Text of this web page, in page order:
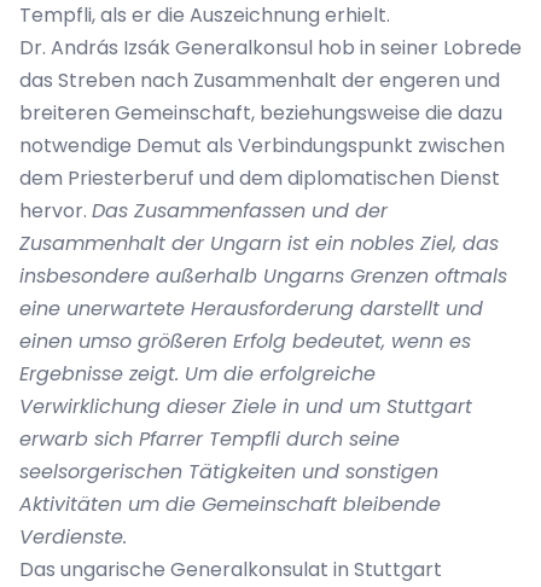
Tempfli, als er die Auszeichnung erhielt.
Dr. András Izsák Generalkonsul hob in seiner Lobrede
das Streben nach Zusammenhalt der engeren und
breiteren Gemeinschaft, beziehungsweise die dazu
notwendige Demut als Verbindungspunkt zwischen
dem Priesterberuf und dem diplomatischen Dienst
hervor. Das Zusammenfassen und der
Zusammenhalt der Ungarn ist ein nobles Ziel, das
insbesondere außerhalb Ungarns Grenzen oftmals
eine unerwartete Herausforderung darstellt und
einen umso größeren Erfolg bedeutet, wenn es
Ergebnisse zeigt. Um die erfolgreiche
Verwirklichung dieser Ziele in und um Stuttgart
erwarb sich Pfarrer Tempfli durch seine
seelsorgerischen Tätigkeiten und sonstigen
Aktivitäten um die Gemeinschaft bleibende
Verdienste.
Das ungarische Generalkonsulat in Stuttgart